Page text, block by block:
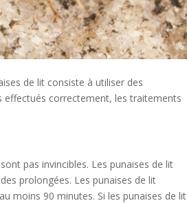
de lit consiste à utiliser des
effectués correctement, les traitements
pas invincibles. Les punaises de lit
prolongées. Les punaises de lit
moins 90 minutes. Si les punaises de lit